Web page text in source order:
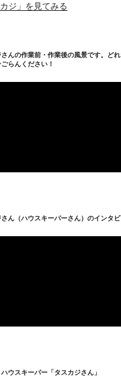
カジ」を見てみる
さんの作業前・作業後の風景です。ど
らんください！
さん（ハウスキーパーさん）のインタ
ウスキーパー「タスカジさん」